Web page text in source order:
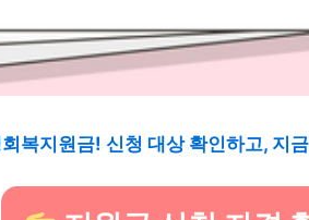
복지원금! 신청 대상 확인하고, 지